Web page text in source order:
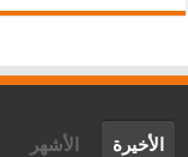
الأخيرة الأشهر